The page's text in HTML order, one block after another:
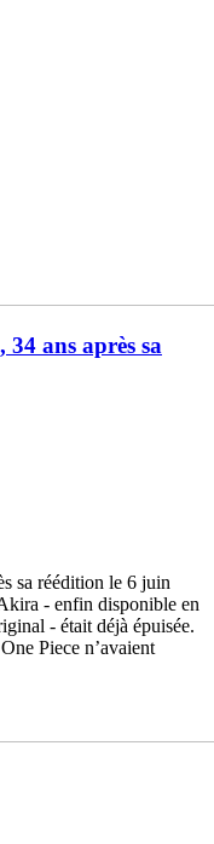
ans après sa
sa réédition le 6 juin
- enfin disponible en
- était déjà épuisée.
Piece n’avaient